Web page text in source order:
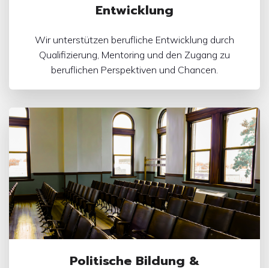
Entwicklung
Wir unterstützen berufliche Entwicklung durch
Qualifizierung, Mentoring und den Zugang zu
beruflichen Perspektiven und Chancen.
Politische Bildung &